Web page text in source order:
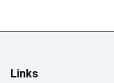
Links